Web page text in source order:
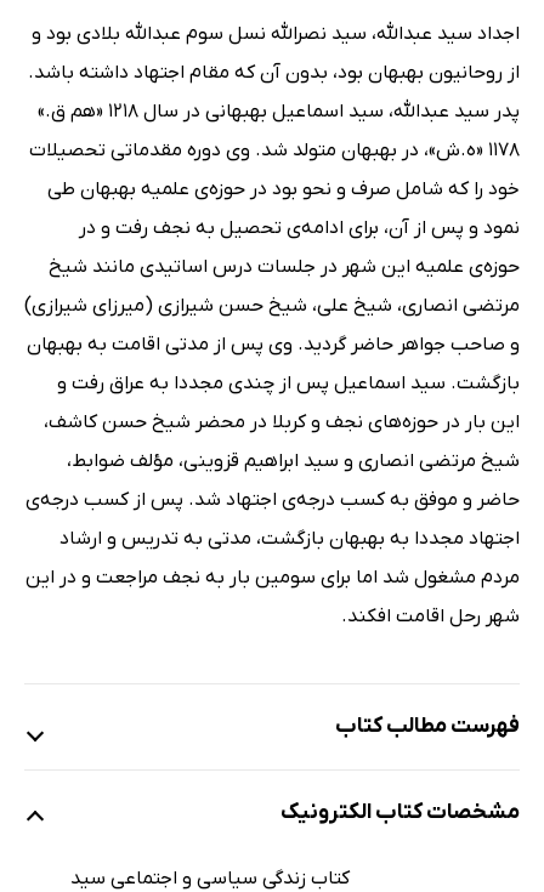
اجداد سید عبدالله، سید نصرالله نسل سوم عبدالله بلادی بود و
از روحانیون بهبهان بود، بدون آن که مقام اجتهاد داشته باشد.
پدر سید عبدالله، سید اسماعیل بهبهانی در سال 1218 «هم ق.»
1178 «ه.ش»، در بهبهان متولد شد. وی دوره مقدماتی تحصیلات
خود را که شامل صرف و نحو بود در حوزه‌ی علمیه بهبهان طی
نمود و پس از آن، برای ادامه‌ی تحصیل به نجف رفت و در
حوزه‌ی علمیه این شهر در جلسات درس اساتیدی مانند شیخ
مرتضی انصاری، شیخ علی، شیخ حسن شیرازی (میرزای شیرازی)
و صاحب جواهر حاضر گردید. وی پس از مدتی اقامت به بهبهان
بازگشت. سید اسماعیل پس از چندی مجددا به عراق رفت و
این بار در حوزه‌های نجف و کربلا در محضر شیخ حسن کاشف،
شیخ مرتضی انصاری و سید ابراهیم قزوینی، مؤلف ضوابط،
حاضر و موفق به کسب درجه‌ی اجتهاد شد. پس از کسب درجه‌ی
اجتهاد مجددا به بهبهان بازگشت، مدتی به تدریس و ارشاد
مردم مشغول شد اما برای سومین بار به نجف مراجعت و در این
شهر رحل اقامت افکند.
فهرست مطالب کتاب
زندگی خصوصی سید عبدالله بهبهانی
مشخصات کتاب الکترونیک
کتاب زندگی سیاسی و اجتماعی سید